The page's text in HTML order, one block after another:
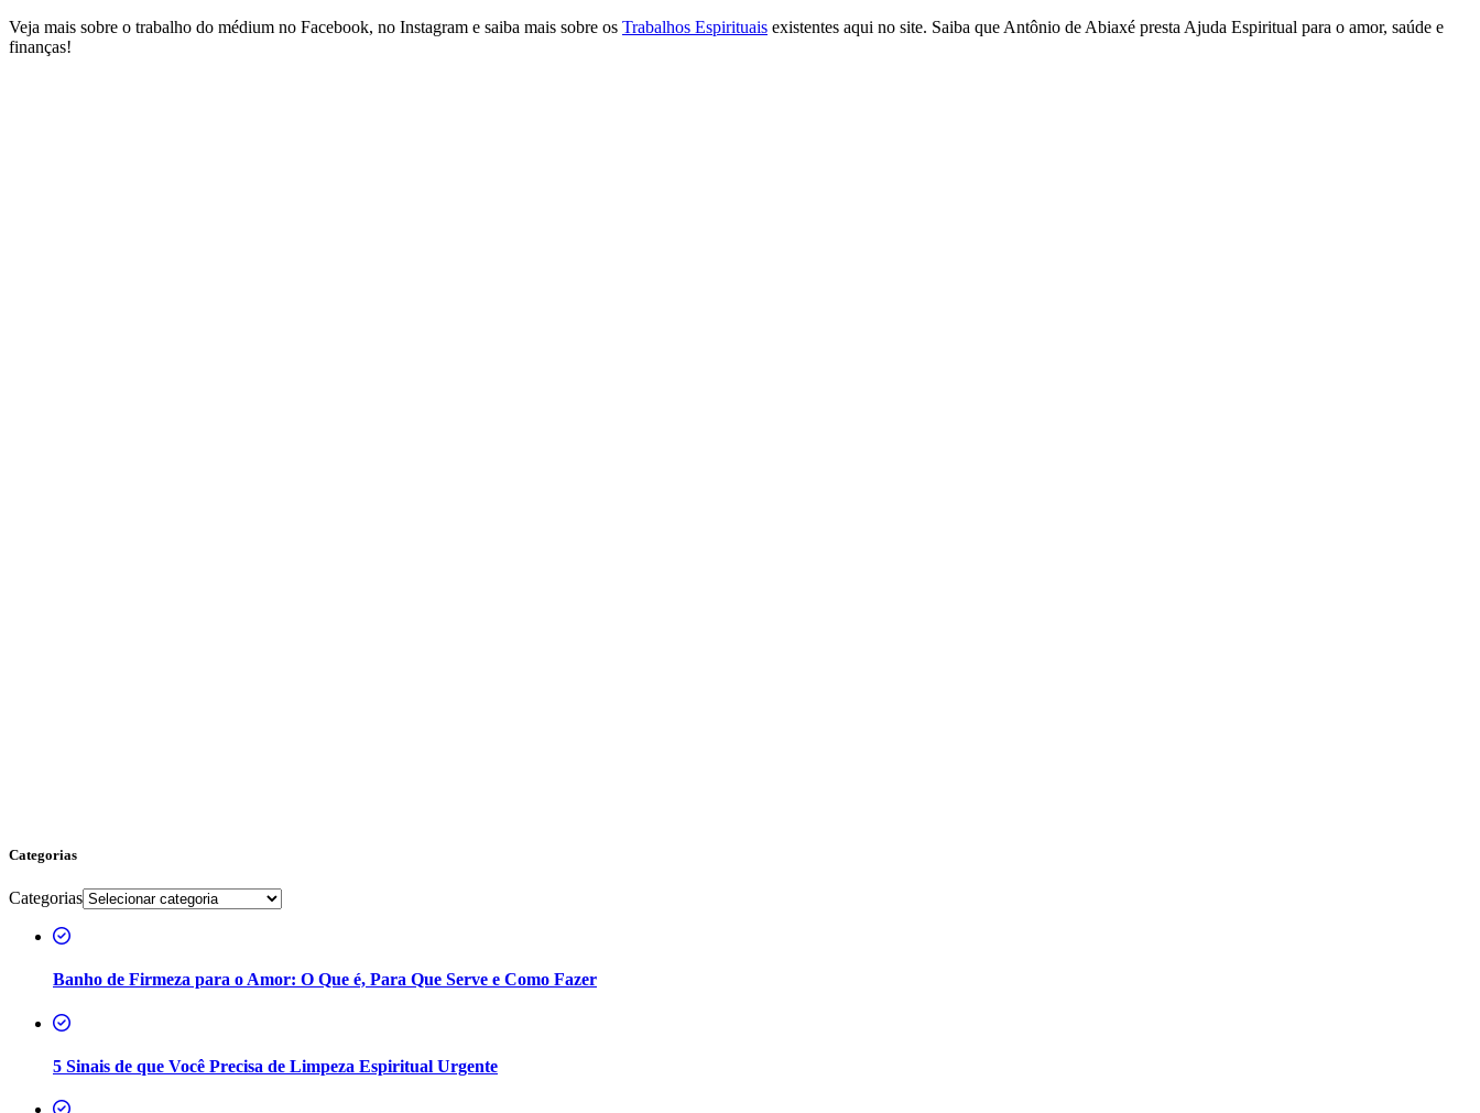
Veja mais sobre o trabalho do médium no Facebook, no Instagram e saiba mais sobre os Trabalhos Espirituais existentes aqui no site. Saiba que Antônio de Abiaxé presta Ajuda Espiritual para o amor, saúde e
finanças!
Categorias
Categorias
Banho de Firmeza para o Amor: O Que é, Para Que Serve e Como Fazer
5 Sinais de que Você Precisa de Limpeza Espiritual Urgente